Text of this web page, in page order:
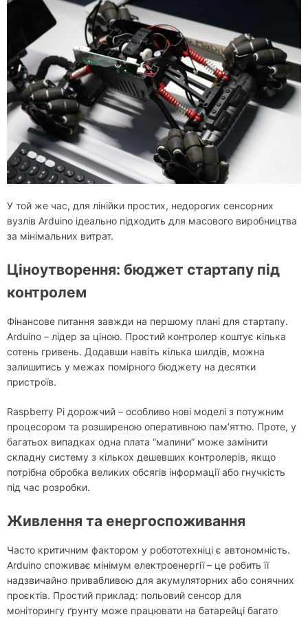
У той же час, для лінійки простих, недорогих сенсорних
вузлів Arduino ідеально підходить для масового виробництва
за мінімальних витрат.
Ціноутворення: бюджет стартапу під
контролем
Фінансове питання завжди на першому плані для стартапу.
Arduino – лідер за ціною. Простий контролер коштує кілька
сотень гривень. Додавши навіть кілька шилдів, можна
залишитись у межах помірного бюджету на десятки
пристроїв.
Raspberry Pi дорожчий – особливо нові моделі з потужним
процесором та розширеною оперативною пам’яттю. Проте, у
багатьох випадках одна плата “малини” може замінити
складну систему з кількох дешевших контролерів, якщо
потрібна обробка великих обсягів інформації або гнучкість
під час розробки.
Живлення та енергоспоживання
Часто критичним фактором у робототехніці є автономність.
Arduino споживає мінімум електроенергії – це робить її
надзвичайно привабливою для акумуляторних або сонячних
проєктів. Простий приклад: польовий сенсор для
моніторингу ґрунту може працювати на батарейці багато